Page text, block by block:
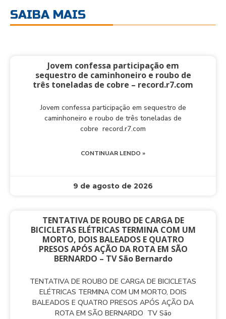
SAIBA MAIS
Jovem confessa participação em
sequestro de caminhoneiro e roubo de
três toneladas de cobre – record.r7.com
Jovem confessa participação em sequestro de
caminhoneiro e roubo de três toneladas de
cobre record.r7.com
CONTINUAR LENDO »
9 de agosto de 2026
TENTATIVA DE ROUBO DE CARGA DE
BICICLETAS ELÉTRICAS TERMINA COM UM
MORTO, DOIS BALEADOS E QUATRO
PRESOS APÓS AÇÃO DA ROTA EM SÃO
BERNARDO – TV São Bernardo
TENTATIVA DE ROUBO DE CARGA DE BICICLETAS
ELÉTRICAS TERMINA COM UM MORTO, DOIS
BALEADOS E QUATRO PRESOS APÓS AÇÃO DA
ROTA EM SÃO BERNARDO TV São